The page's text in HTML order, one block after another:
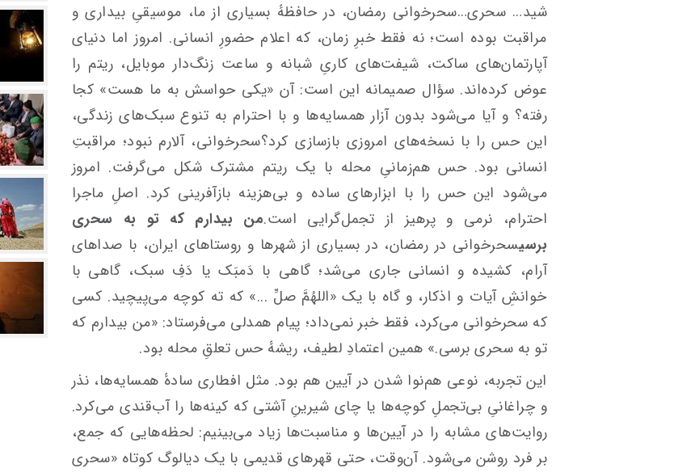
شید… سحری…سحرخوانی رمضان، در حافظهٔ بسیاری از ما، موسیقیِ بیداری و
مراقبت بوده است؛ نه فقط خبرِ زمان، که اعلام حضورِ انسانی. امروز اما دنیای
آپارتمان‌های ساکت، شیفت‌های کاریِ شبانه و ساعت زنگ‌دار موبایل، ریتم را
عوض کرده‌اند. سؤال صمیمانه این است: آن «یکی حواسش به ما هست» کجا
رفته؟ و آیا می‌شود بدون آزار همسایه‌ها و با احترام به تنوع سبک‌های زندگی،
این حس را با نسخه‌های امروزی بازسازی کرد؟سحرخوانی، آلارم نبود؛ مراقبتِ
انسانی بود. حس هم‌زمانیِ محله با یک ریتم مشترک شکل می‌گرفت. امروز
می‌شود این حس را با ابزارهای ساده و بی‌هزینه بازآفرینی کرد. اصلِ ماجرا
احترام، نرمی و پرهیز از تجمل‌گرایی است.من بیدارم که تو به سحری
برسیسحرخوانی در رمضان، در بسیاری از شهرها و روستاهای ایران، با صداهای
آرام، کشیده و انسانی جاری می‌شد؛ گاهی با دَمبَک یا دَفِ سبک، گاهی با
خوانشِ آیات و اذکار، و گاه با یک «اللهُمَّ صلِّ ...» که ته کوچه می‌پیچید. کسی
که سحرخوانی می‌کرد، فقط خبر نمی‌داد؛ پیام همدلی می‌فرستاد: «من بیدارم که
تو به سحری برسی.» همین اعتمادِ لطیف، ریشهٔ حس تعلقِ محله بود.
این تجربه، نوعی هم‌نوا شدن در آیین هم بود. مثل افطاری سادهٔ همسایه‌ها، نذر
و چراغانیِ بی‌تجملِ کوچه‌ها یا چای شیرینِ آشتی که کینه‌ها را آب‌قندی می‌کرد.
روایت‌های مشابه را در آیین‌ها و مناسبت‌ها زیاد می‌بینیم: لحظه‌هایی که جمع،
بر فرد روشن می‌شود. آن‌وقت، حتی قهرهای قدیمی با یک دیالوگ کوتاه «سحری